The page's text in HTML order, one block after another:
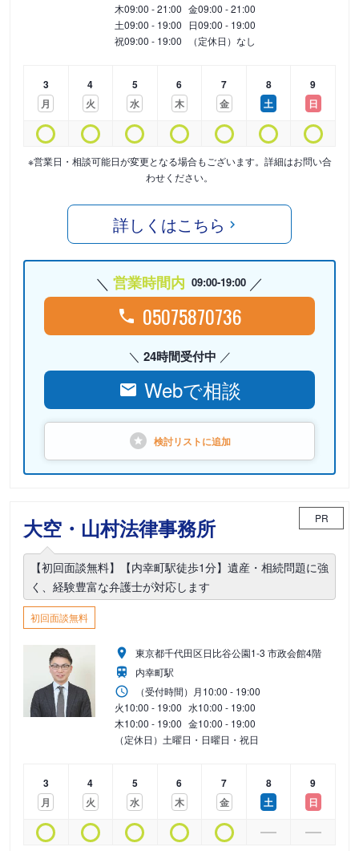
木09:00 - 21:00 金09:00 - 21:00
土09:00 - 19:00 日09:00 - 19:00
祝09:00 - 19:00 （定休日）なし
3
月
4
火
5
水
6
木
7
金
8
土
9
日
※営業日・相談可能日が変更となる場合もございます。詳細はお問い合
わせください。
詳しくはこちら
営業時間内 09:00-19:00
05075870736
24時間受付中
Webで相談
検討リストに追加
大空・山村法律事務所 PR
【初回面談無料】【内幸町駅徒歩1分】遺産・相続問題に強
く、経験豊富な弁護士が対応します
初回面談無料
東京都千代田区日比谷公園1-3 市政会館4階
内幸町駅
（受付時間） 月10:00 - 19:00
火10:00 - 19:00 水10:00 - 19:00
木10:00 - 19:00 金10:00 - 19:00
（定休日）土曜日・日曜日・祝日
3
月
4
火
5
水
6
木
7
金
8
土
9
日